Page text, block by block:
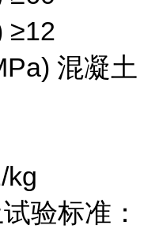
≥12
混凝土
kg
验标准：